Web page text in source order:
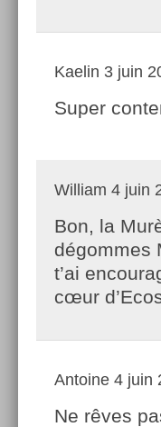
Kaelin 3 juin
Super
William 4 juin
Bon, la
dégommes
t’ai
cœur
Antoine 4 juin
Ne rêves